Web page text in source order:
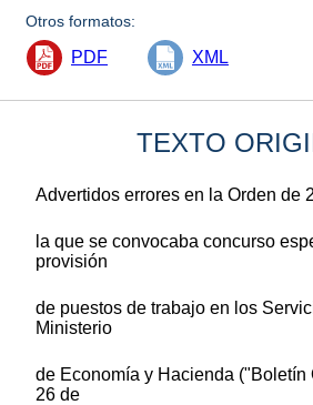
Otros formatos:
PDF XML
TEXTO
Advertidos errores en la Orden de
la que se convocaba concurso
provisión
de puestos de trabajo en los
Ministerio
de Economía y Hacienda ("Boletín
26 de